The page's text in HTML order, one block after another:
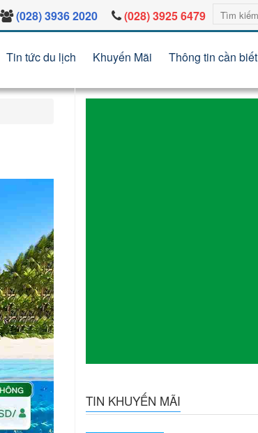
(028) 3936 2020 (028) 3925 6479
Tin tức du lịch Khuyến Mãi Thông tin cần biết
TIN KHUYẾN MÃI